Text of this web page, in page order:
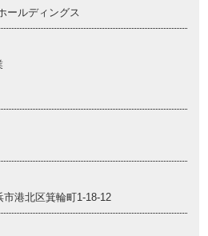
ールディングス
港北区箕輪町1-18-12